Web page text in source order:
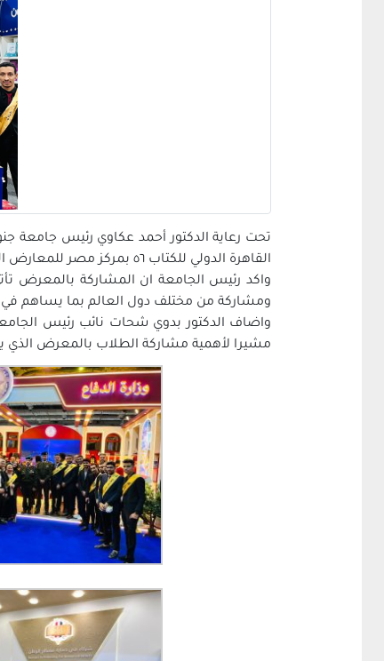
تحت رعاية الدكتور أحمد عكاوي رئيس جامعة
القاهرة الدولي للكتاب ٥٦ بمركز مصر للمعارض الدولية
واكد رئيس الجامعة ان المشاركة بالمعرض
ومشاركة من مختلف دول العالم بما يساهم في
مشيرا لأهمية مشاركة الطلاب بالمعرض